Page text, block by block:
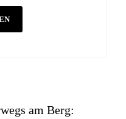
am Berg: